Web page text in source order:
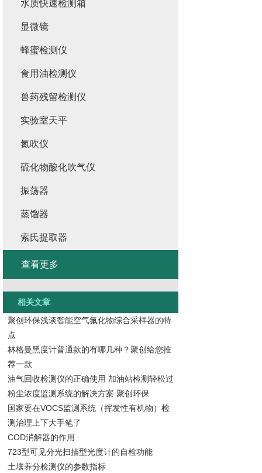
水质快速检测箱
显微镜
蜂蜜检测仪
食用油检测仪
兽药残留检测仪
实验室天平
氮吹仪
硫化物酸化吹气仪
振荡器
蒸馏器
索氏提取器
查看更多
相关文章
聚创环保浅谈智能空气氟化物综合采样器的特
点
林格曼黑度计普通款的有哪几种？聚创给您推
荐一款
油气回收检测仪的正确使用 加油站检测轻松过
粉尘浓度监测系统的解决方案 聚创环保
国家要在VOCS监测系统（挥发性有机物）检
测治理上下大手笔了
COD消解器的作用
723型可见分光扫描型光度计的自检功能
土壤养分检测仪的参数指标